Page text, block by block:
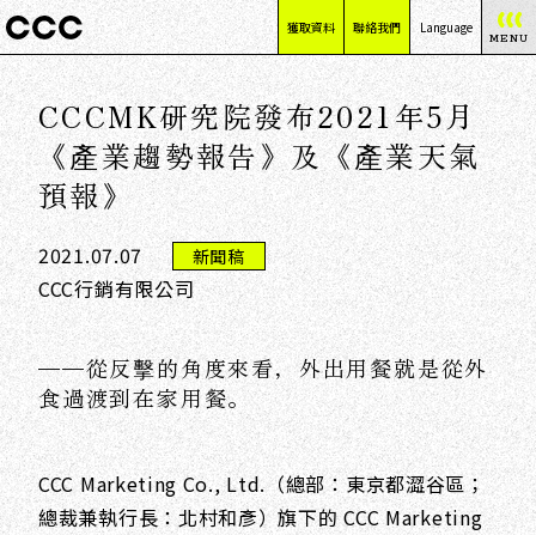
獲取資料 聯絡我們 Language
日本語
English
简体中文
繁體中文
MENU
CCCMK研究院發布2021年5月
《產業趨勢報告》及《產業天氣
預報》
2021.07.07 新聞稿
CCC行銷有限公司
——從反擊的角度來看，外出用餐就是從外
食過渡到在家用餐。
CCC Marketing Co., Ltd.（總部：東京都澀谷區；
總裁兼執行長：北村和彥）旗下的 CCC Marketing